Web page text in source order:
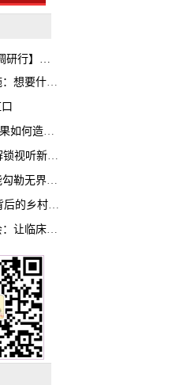
【活力中国调研行】上海机器人研究院以技术标准撬动长三角智造协同
探访国家蛋白质科学研究（上海）设施：想要什么蛋白 AI直接设计合成
（乡村“头雁”）“头雁”破局，一颗火龙果如何造就沪上乡村特色产业化路径
AI观赛来了！这场移动通信行业盛会解锁视听新玩法
2026年世界移动通信大会：以移动智能勾勒无界普惠新愿景
（乡村“头雁”）三代腌一味 一颗雪菜背后的乡村致富经
虹桥健康科技产业创新中心亮相老博会：让临床“需求”定义银发经济新生态